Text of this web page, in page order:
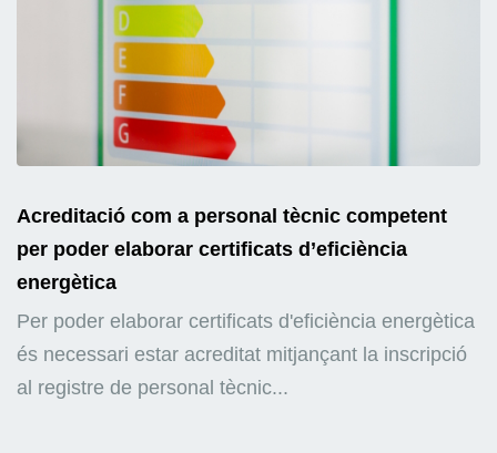
Acreditació com a personal tècnic competent
per poder elaborar certificats d’eficiència
energètica
Per poder elaborar certificats d'eficiència energètica
és necessari estar acreditat mitjançant la inscripció
al registre de personal tècnic...